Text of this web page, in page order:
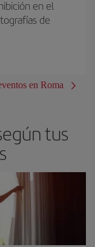
en el
de
en Roma
tus